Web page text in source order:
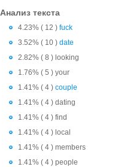
Анализ текста
4.23% ( 12 ) fuck
3.52% ( 10 ) date
2.82% ( 8 ) looking
1.76% ( 5 ) your
1.41% ( 4 ) couple
1.41% ( 4 ) dating
1.41% ( 4 ) find
1.41% ( 4 ) local
1.41% ( 4 ) members
1.41% ( 4 ) people